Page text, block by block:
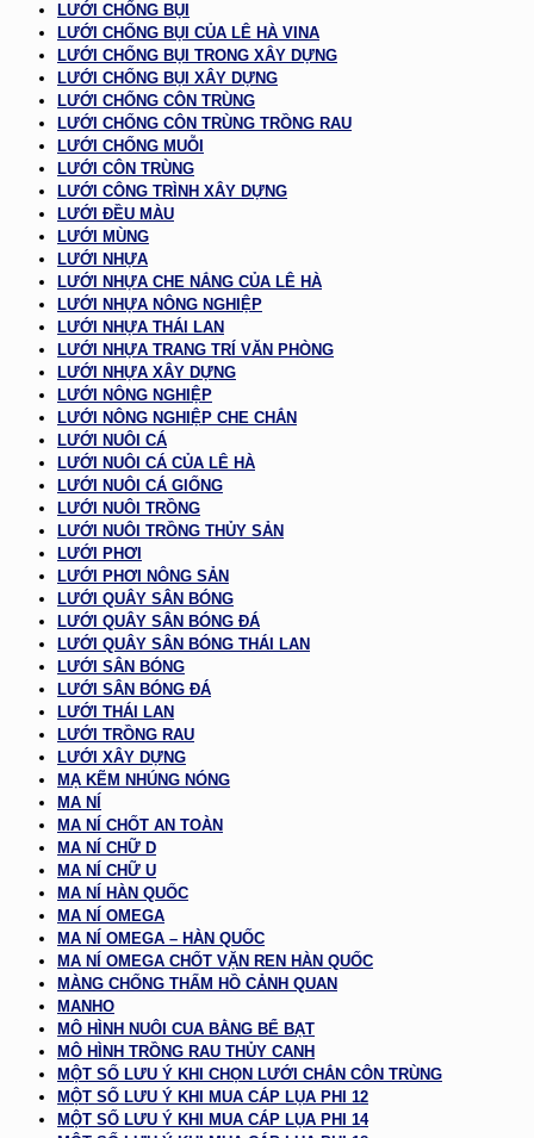
LƯỚI CHỐNG BỤI
LƯỚI CHỐNG BỤI CỦA LÊ HÀ VINA
LƯỚI CHỐNG BỤI TRONG XÂY DỰNG
LƯỚI CHỐNG BỤI XÂY DỰNG
LƯỚI CHỐNG CÔN TRÙNG
LƯỚI CHỐNG CÔN TRÙNG TRỒNG RAU
LƯỚI CHỐNG MUỖI
LƯỚI CÔN TRÙNG
LƯỚI CÔNG TRÌNH XÂY DỰNG
LƯỚI ĐỀU MÀU
LƯỚI MÙNG
LƯỚI NHỰA
LƯỚI NHỰA CHE NẮNG CỦA LÊ HÀ
LƯỚI NHỰA NÔNG NGHIỆP
LƯỚI NHỰA THÁI LAN
LƯỚI NHỰA TRANG TRÍ VĂN PHÒNG
LƯỚI NHỰA XÂY DỰNG
LƯỚI NÔNG NGHIỆP
LƯỚI NÔNG NGHIỆP CHE CHẮN
LƯỚI NUÔI CÁ
LƯỚI NUÔI CÁ CỦA LÊ HÀ
LƯỚI NUÔI CÁ GIỐNG
LƯỚI NUÔI TRỒNG
LƯỚI NUÔI TRỒNG THỦY SẢN
LƯỚI PHƠI
LƯỚI PHƠI NÔNG SẢN
LƯỚI QUÂY SÂN BÓNG
LƯỚI QUÂY SÂN BÓNG ĐÁ
LƯỚI QUÂY SÂN BÓNG THÁI LAN
LƯỚI SÂN BÓNG
LƯỚI SÂN BÓNG ĐÁ
LƯỚI THÁI LAN
LƯỚI TRỒNG RAU
LƯỚI XÂY DỰNG
MẠ KẼM NHÚNG NÓNG
MA NÍ
MA NÍ CHỐT AN TOÀN
MA NÍ CHỮ D
MA NÍ CHỮ U
MA NÍ HÀN QUỐC
MA NÍ OMEGA
MA NÍ OMEGA – HÀN QUỐC
MA NÍ OMEGA CHỐT VẶN REN HÀN QUỐC
MÀNG CHỐNG THẤM HỒ CẢNH QUAN
MANHO
MÔ HÌNH NUÔI CUA BẰNG BỂ BẠT
MÔ HÌNH TRỒNG RAU THỦY CANH
MỘT SỐ LƯU Ý KHI CHỌN LƯỚI CHẮN CÔN TRÙNG
MỘT SỐ LƯU Ý KHI MUA CÁP LỤA PHI 12
MỘT SỐ LƯU Ý KHI MUA CÁP LỤA PHI 14